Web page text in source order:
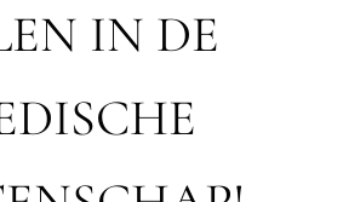
IN DE